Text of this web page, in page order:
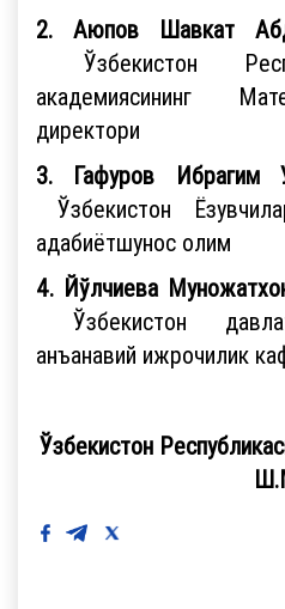
2. Аюпов Шавкат
Ўзбекистон
академиясининг
директори
3. Гафуров Ибрагим
Ўзбекистон
адабиётшунос олим
4. Йўлчиева
Ўзбекистон
анъанавий ижрочилик
Ўзбекистон